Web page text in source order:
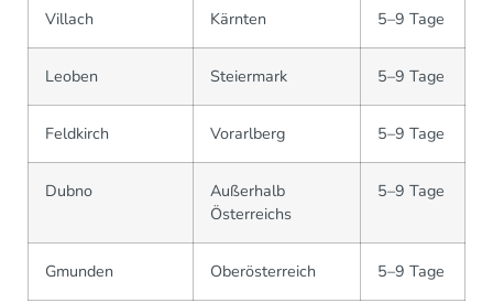
Villach Kärnten 5–9 Tage
Leoben Steiermark 5–9 Tage
Feldkirch Vorarlberg 5–9 Tage
Dubno
Außerhalb
Österreichs
5–9 Tage
Gmunden Oberösterreich 5–9 Tage